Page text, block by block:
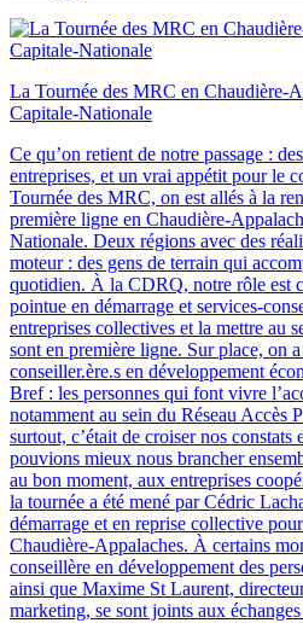
La Tournée des MRC en
Capitale‑Nationale
Ce qu’on retient de notre passage :
entreprises, et un vrai appétit pour le
Tournée des MRC, on est allés à la
première ligne en Chaudière-
Nationale. Deux régions avec des
moteur : des gens de terrain qui
quotidien. À la CDRQ, notre rôle est
pointue en démarrage et services-
entreprises collectives et la mettre au
sont en première ligne. Sur place, on
conseiller.ère.s en développement
Bref : les personnes qui font vivre
notamment au sein du Réseau Accès
surtout, c’était de croiser nos
pouvions mieux nous brancher
au bon moment, aux entreprises
la tournée a été mené par Cédric
démarrage et en reprise collective
Chaudière-Appalaches. À certains
conseillère en développement des
ainsi que Maxime St Laurent,
marketing, se sont joints aux